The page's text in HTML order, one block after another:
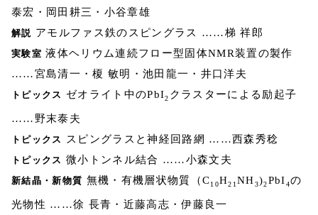
泰宏・岡田耕三・小谷章雄
解説 アモルファス鉄のスピングラス ……梯 祥郎
実験室 液体ヘリウム連続フロー型固体NMR装置の製作
……宮島清一・榎 敏明・池田龍一・井口洋夫
トピックス ゼオライト中のPbI2 クラスターによる励起子
……野末泰夫
トピックス スピングラスと神経回路網 ……西森秀稔
トピックス 微小トンネル結合 ……小森文夫
新結晶・新物質 無機・有機層状物質（C10H21 NH3)2PbI4の
光物性 ……徐 長青・近藤高志・伊藤良一